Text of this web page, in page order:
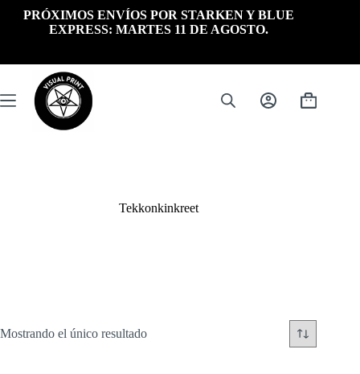
PRÓXIMOS ENVÍOS POR STARKEN Y BLUE
EXPRESS: MARTES 11 DE AGOSTO.
Carrito
Tekkonkinkreet
Mostrando el único resultado